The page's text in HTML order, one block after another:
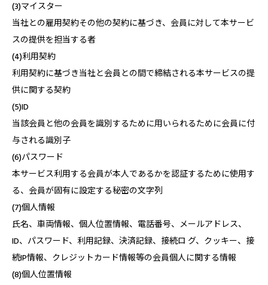
(3)マイスター
当社との雇用契約その他の契約に基づき、会員に対して本サービ
スの提供を担当する者
(4)利用契約
利用契約に基づき当社と会員との間で締結される本サービスの提
供に関する契約
(5)ID
当該会員と他の会員を識別するために用いられるために会員に付
与される識別子
(6)パスワード
本サービス利用する会員が本人であるかを認証するために使用す
る、会員が固有に設定する秘密の文字列
(7)個人情報
氏名、車両情報、個人位置情報、電話番号、メールアドレス、
ID、パスワード、利用記録、決済記録、接続ロ グ、クッキー、接
続IP情報、クレジットカード情報等の会員個人に関する情報
(8)個人位置情報